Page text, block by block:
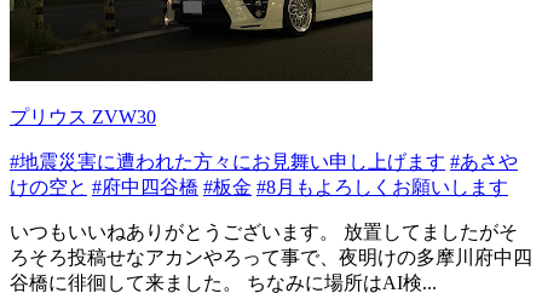
プリウス ZVW30
#地震災害に遭われた方々にお見舞い申し上げます #あさや
けの空と #府中四谷橋 #板金 #8月もよろしくお願いします
いつもいいねありがとうございます。 放置してましたがそ
ろそろ投稿せなアカンやろって事で、夜明けの多摩川府中四
谷橋に徘徊して来ました。 ちなみに場所はAI検...